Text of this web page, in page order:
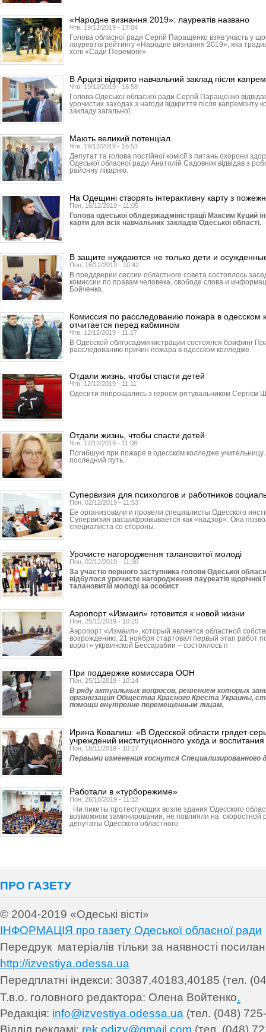
«Народне визнання 2019»: лауреатів названо
Чтв, 19/12/2019 - 17:04
Голова обласної ради Сергій Паращенко взяв участь у
лауреатів рейтингу «Народне визнання 2019», яка
холі «Сади Перемоги».
В Арцизі відкрито навчальний заклад після
Чтв, 19/12/2019 - 16:58
Голова Одеської обласної ради Сергій Паращенко
урочистих заходах з нагоди відкриття після капремонту
закладу загальної
Мають великий потенціал
Чтв, 19/12/2019 - 16:53
Депутат та голова постійної комісії з питань охорони
Одеської обласної ради Анатолій Садовник відвідав з
районну лікарню.
На Одещині створять інтерактивну карту з
Пон, 16/12/2019 - 11:05
Голова одеської облдержадміністрації Максим Куций
карти для всіх навчальних закладів Одеської області.
В защите нуждаются не только дети и
Пон, 16/12/2019 - 10:42
В преддверии сессии областного совета состоялось
комиссии по правам человека, свободе слова и
Бойченко.
Комиссия по расследованию пожара в одесском
отчитается перед кабмином
Чтв, 12/12/2019 - 11:17
В Одесской облгосадми­нист­рации состоялся брифинг
расследованию причин пожара в одесском колледже.
Отдали жизнь, чтобы спасти детей
Чтв, 12/12/2019 - 11:11
Одесити попрощались з героєм-рятувальником Сергієм
Отдали жизнь, чтобы спасти детей
Чтв, 12/12/2019 - 11:08
Погибшую при пожаре в одесском колледже
последний путь.
Супервизия для психологов и работников
Пон, 02/12/2019 - 11:53
Ее организовали и провели специалисты Одесского
Супервизия расшифровывается как «надзор». Она
специалиста со стороны.
Урочисте нагородження талановитої молоді
Пон, 02/12/2019 - 11:30
За участю першого заступника голови Одеської
відбулося урочисте нагородження лауреатів щорічної
талановитій молоді за особист
Аэропорт «Измаил» готовится к новой жизни
Пон, 25/11/2019 - 10:20
Аэропорт «Измаил», который является областной
возрождению: 21 ноября стартовал первый этап работ
ворот» украинской Бессарабии – состоялось п
При поддержке комиссара ООН
Пон, 25/11/2019 - 10:14
В ряду актуальных вопросов, решением которых
организация Общества Красного Креста Украины,
помощи внутренне перемещённым лицам,
Ирина Ковалиш: «В Одесской области грядет
учреждений институционного ухода и
Пон, 18/11/2019 - 10:27
Первыми изменения коснутся Специали­зированного
Работали в «турборежиме»
Пон, 28/10/2019 - 11:12
Ни пикеты протестующих возле здания Одесского
возможном заминировании, не повлияли на скоростной
депутаты Одесского областного
ПРО ГАЗЕТУ
© 2004-2019 «Одеські вісті»
ІНФОРМАЦІЯ про газету Одеської обласної ради
Передрук матеріалів тільки за наявності
http://izvestiya.odessa.ua
Передплатні індекси: 30387,40183,40185 (тел.
Т.в.о. головного редактора: Олена Войтенко.
Редакція: info@izvestiya.odessa.ua (тел. (048)
Відділ рекламі: rek.odizv@gmail.com (тел. (048)